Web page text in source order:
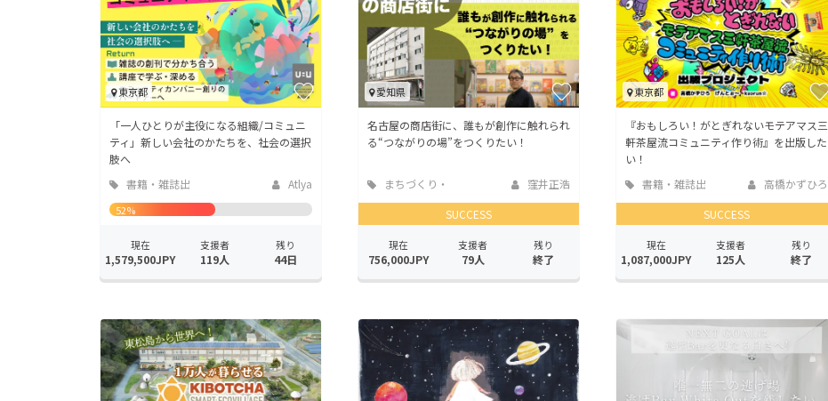
東京都
「一人ひとりが主役になる組織/コミュニ
ティ」新しい会社のかたちを、社会の選択
肢へ
書籍・雑誌出
版
Atlya
52%
現在
1,579,500JPY
支援者
119人
残り
44日
愛知県
名古屋の商店街に、誰もが創作に触れられ
る“つながりの場”をつくりたい！
まちづくり・
地域活性化
窪井正浩
SUCCESS
現在
756,000JPY
支援者
79人
残り
終了
東京都
『おもしろい！がとぎれないモテアマス三
軒茶屋流コミュニティ作り術』を出版した
い！
書籍・雑誌出
版
高橋かずひろ
SUCCESS
現在
1,087,000JPY
支援者
125人
残り
終了